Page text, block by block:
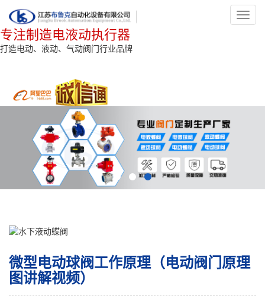
专注制造电液动执行器
打造电动、液动、气动阀门行业品牌
微型电动球阀工作原理（电动阀门原理
图讲解视频）